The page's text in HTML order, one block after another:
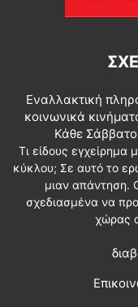
Εναλλακτική
κοινωνικά
Κάθε Σάββατο
Τι είδους εγχείρημα
κύκλου; Σε αυτό το
μιαν απάντηση.
σχεδιασμένα να
χώρας